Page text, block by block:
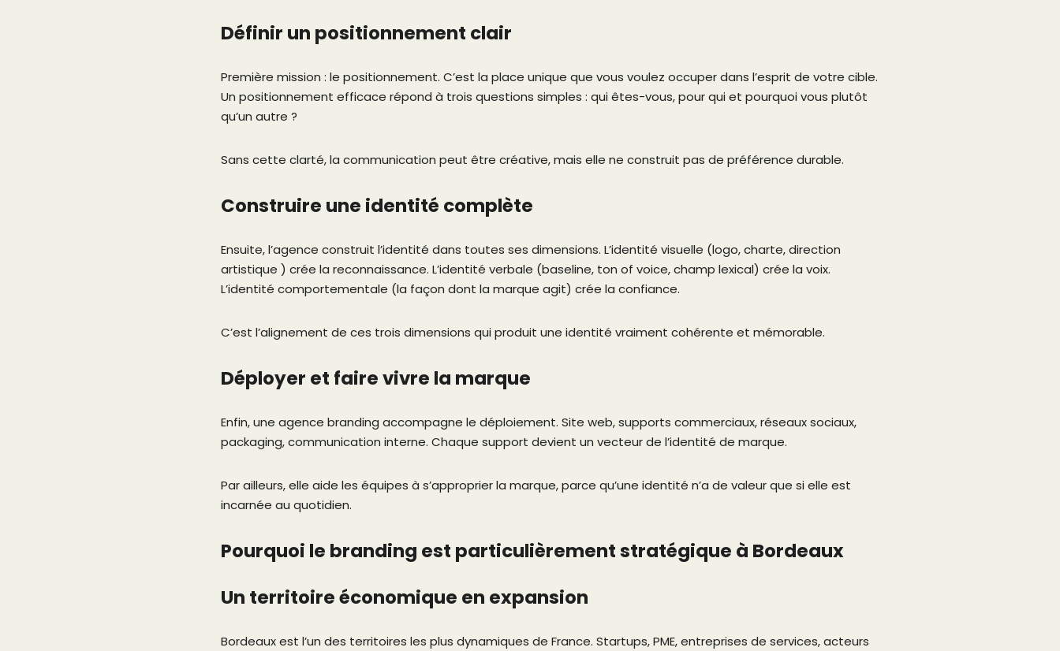
Définir un positionnement clair
Première mission : le positionnement. C’est la place unique que vous voulez occuper dans l’esprit de votre cible.
Un positionnement efficace répond à trois questions simples : qui êtes-vous, pour qui et pourquoi vous plutôt
qu’un autre ?
Sans cette clarté, la communication peut être créative, mais elle ne construit pas de préférence durable.
Construire une identité complète
Ensuite, l’agence construit l’identité dans toutes ses dimensions. L’identité visuelle (logo, charte, direction
artistique ) crée la reconnaissance. L’identité verbale (baseline, ton of voice, champ lexical) crée la voix.
L’identité comportementale (la façon dont la marque agit) crée la confiance.
C’est l’alignement de ces trois dimensions qui produit une identité vraiment cohérente et mémorable.
Déployer et faire vivre la marque
Enfin, une agence branding accompagne le déploiement. Site web, supports commerciaux, réseaux sociaux,
packaging, communication interne. Chaque support devient un vecteur de l’identité de marque.
Par ailleurs, elle aide les équipes à s’approprier la marque, parce qu’une identité n’a de valeur que si elle est
incarnée au quotidien.
Pourquoi le branding est particulièrement stratégique à Bordeaux
Un territoire économique en expansion
Bordeaux est l’un des territoires les plus dynamiques de France. Startups, PME, entreprises de services, acteurs